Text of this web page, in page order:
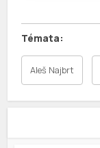
Aleš Najbrt